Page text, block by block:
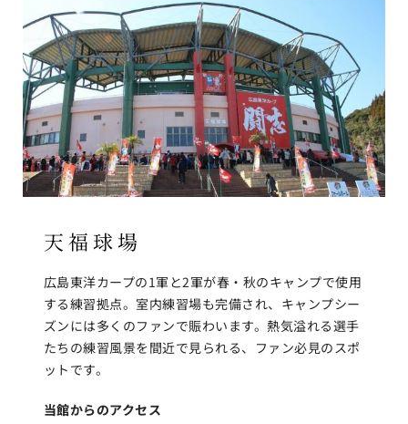
天福球場
広島東洋カープの1軍と2軍が春・秋のキャンプで使用
する練習拠点。室内練習場も完備され、キャンプシー
ズンには多くのファンで賑わいます。熱気溢れる選手
たちの練習風景を間近で見られる、ファン必見のスポ
ットです。
当館からのアクセス